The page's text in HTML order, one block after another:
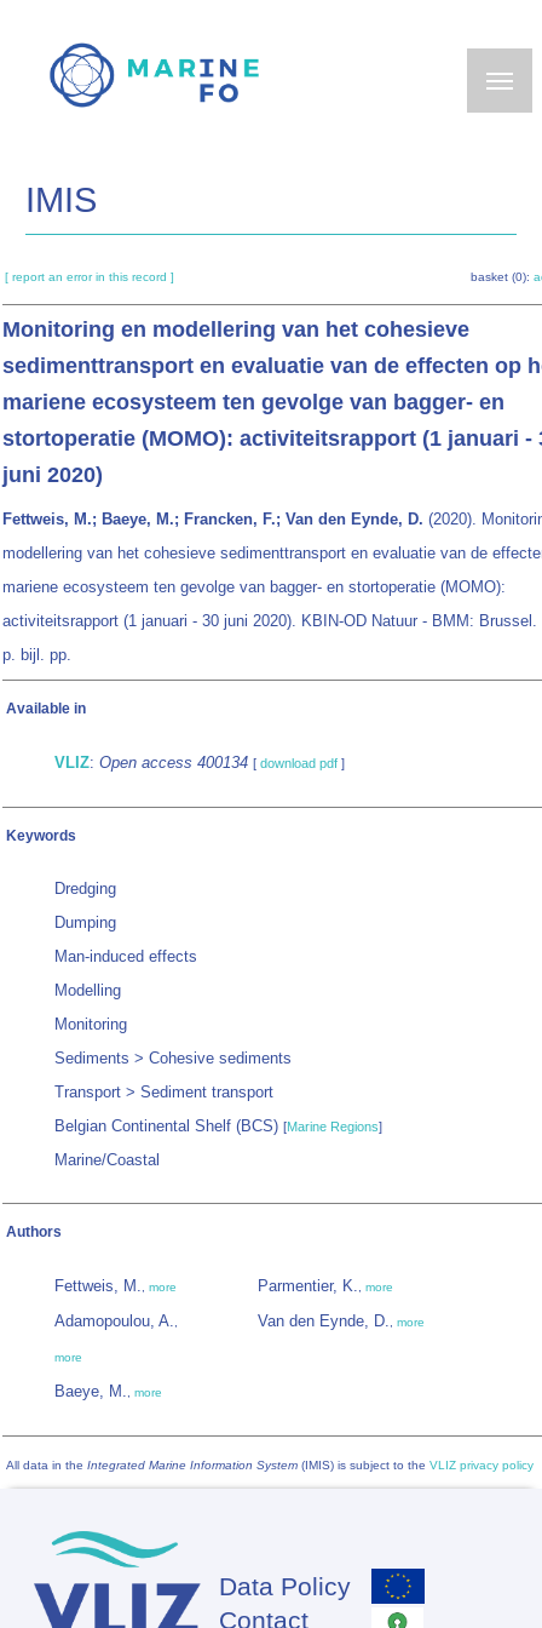
main
IMIS
[ report an error in this record ] basket (0):
Monitoring en modellering van het cohesieve
sedimenttransport en evaluatie van de effecten op
mariene ecosysteem ten gevolge van bagger- en
stortoperatie (MOMO): activiteitsrapport (1 januari -
juni 2020)
Fettweis, M.; Baeye, M.; Francken, F.; Van den Eynde, D. (2020).
modellering van het cohesieve sedimenttransport en evaluatie van de
mariene ecosysteem ten gevolge van bagger- en stortoperatie (MOMO):
activiteitsrapport (1 januari - 30 juni 2020). KBIN-OD Natuur - BMM: Brussel.
p. bijl. pp.
Available in
VLIZ: Open access 400134 [ download pdf ]
Keywords
Dredging
Dumping
Man-induced effects
Modelling
Monitoring
Sediments > Cohesive sediments
Transport > Sediment transport
Belgian Continental Shelf (BCS) [Marine Regions]
Marine/Coastal
Authors
Fettweis, M., more
Adamopoulou, A.,
more
Baeye, M., more
Parmentier, K., more
Van den Eynde, D., more
All data in the Integrated Marine Information System (IMIS) is subject to the VLIZ privacy policy
Footer
Data Policy
Contact